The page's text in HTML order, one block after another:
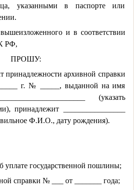
указанными в паспорте или
и в соответствии
РФ,
ПРОШУ:
принадлежности архивной справки
г. № _____, выданной на имя
(указать
принадлежит ________________
Ф.И.О., дату рождения).
уплате государственной пошлины;
справки № ___ от _______ года;